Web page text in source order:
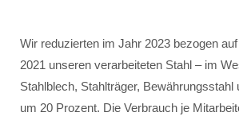
Wir reduzierten im Jahr 2023 bezogen
2021 unseren verarbeiteten Stahl – im
Stahlblech, Stahlträger, Bewährungsstahl
um 20 Prozent. Die Verbrauch je